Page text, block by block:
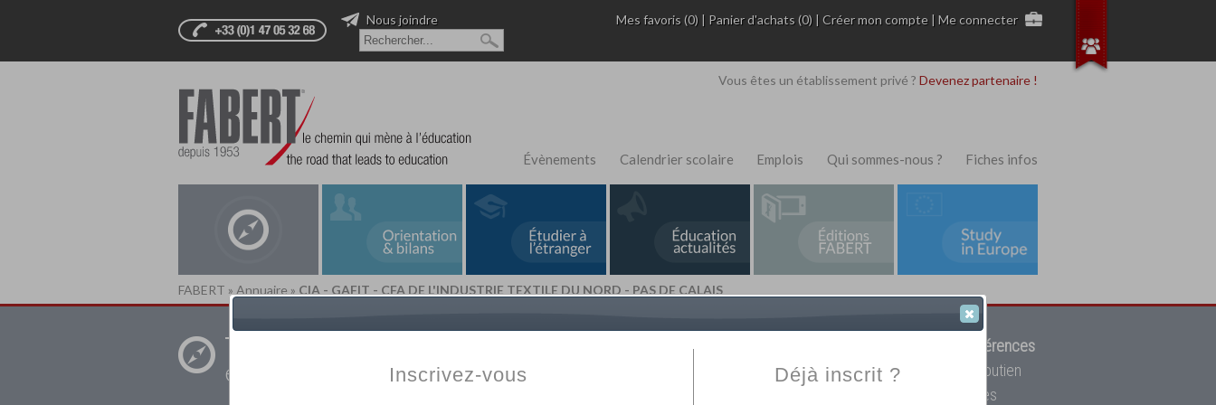
Mes favoris (0) | Panier d'achats (0) |Créer mon compte |Me connecter
Nous joindre
Vous êtes un établissement privé ? Devenez partenaire !
Évènements Calendrier scolaire Emplois Qui sommes-nous ? Fiches infos
FABERT » Annuaire » CIA - GAFIT - CFA DE L'INDUSTRIE TEXTILE DU NORD - PAS DE CALAIS
Trouver un
établissement privé
Fabert.com
12908 références
votre établissement privé, du primaire au supérieur, mais aussi des cours de soutien
scolaire et des cours à distance. Ce moteur regroupe toutes les écoles privées
Inscrivez-vous Déjà inscrit ?